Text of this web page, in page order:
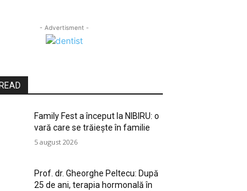
- Advertisment -
Family Fest a început la NIBIRU: o
vară care se trăiește în familie
5 august 2026
Prof. dr. Gheorghe Peltecu: După
25 de ani, terapia hormonală în